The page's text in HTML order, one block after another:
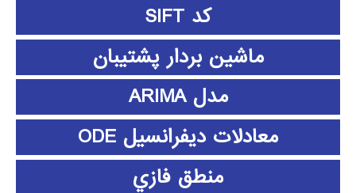
کد SIFT
ماشین بردار پشتیبان
مدل ARIMA
معادلات دیفرانسیل ODE
منطق فازي